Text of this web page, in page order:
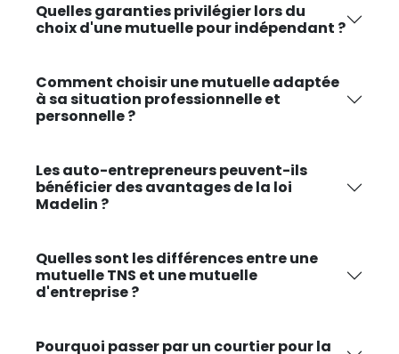
Quelles garanties privilégier lors du
choix d'une mutuelle pour indépendant ?
Comment choisir une mutuelle adaptée
à sa situation professionnelle et
personnelle ?
Les auto-entrepreneurs peuvent-ils
bénéficier des avantages de la loi
Madelin ?
Quelles sont les différences entre une
mutuelle TNS et une mutuelle
d'entreprise ?
Pourquoi passer par un courtier pour la